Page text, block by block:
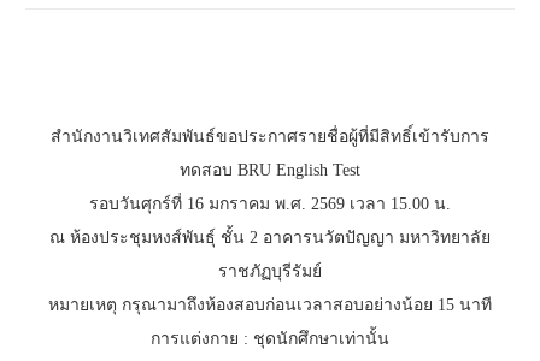
สำนักงานวิเทศสัมพันธ์ขอประกาศรายชื่อผู้ที่มีสิทธิ์เข้ารับการ
ทดสอบ BRU English Test
รอบวันศุกร์ที่ 16 มกราคม พ.ศ. 2569 เวลา 15.00 น.
ณ ห้องประชุมหงส์พันธ์ุ ชั้น 2 อาคารนวัตปัญญา มหาวิทยาลัย
ราชภัฏบุรีรัมย์
หมายเหตุ กรุณามาถึงห้องสอบก่อนเวลาสอบอย่างน้อย 15 นาที
การแต่งกาย : ชุดนักศึกษาเท่านั้น